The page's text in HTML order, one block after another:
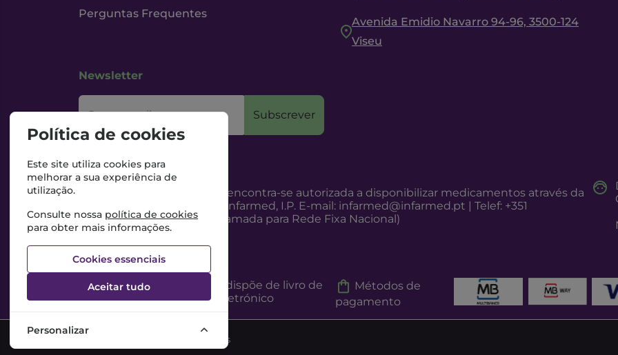
Perguntas Frequentes
Avenida Emidio Navarro 94-96, 3500-124
Viseu
Newsletter
O seu email Subscrever
Esta Farmácia encontra-se autorizada a disponibilizar medicamentos através da
Internet, pelo Infarmed, I.P. E-mail: infarmed@infarmed.pt | Telef: +351
217987100 (Chamada para Rede Fixa Nacional)
Esta Farmácia dispõe de livro de
reclamações eletrónico
Métodos de
pagamento
©2026 Todos os direitos reservados
Política de cookies
Este site utiliza cookies para
melhorar a sua experiência de
utilização.
Consulte nossa política de cookies
para obter mais informações.
Cookies essenciais
Aceitar tudo
Personalizar